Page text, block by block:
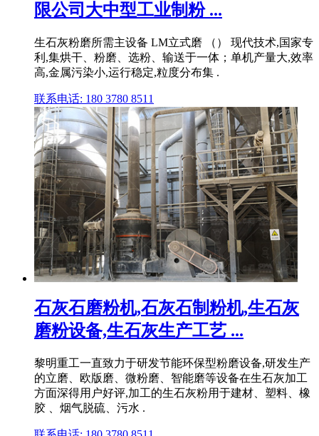
限公司大中型工业制粉 ...
生石灰粉磨所需主设备 LM立式磨 （） 现代技术,国家专
利,集烘干、粉磨、选粉、输送于一体；单机产量大,效率
高,金属污染小,运行稳定,粒度分布集 .
联系电话: 180 3780 8511
石灰石磨粉机,石灰石制粉机,生石灰
磨粉设备,生石灰生产工艺 ...
黎明重工一直致力于研发节能环保型粉磨设备,研发生产
的立磨、欧版磨、微粉磨、智能磨等设备在生石灰加工
方面深得用户好评,加工的生石灰粉用于建材、塑料、橡
胶 、烟气脱硫、污水 .